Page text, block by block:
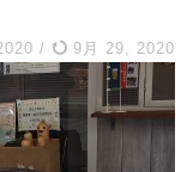
/ 9月 29, 2020